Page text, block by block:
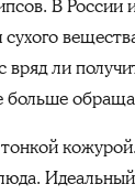
В
ли
больше